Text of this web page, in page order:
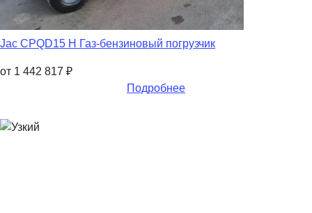
Jac CPQD15 H Газ-бензиновый погрузчик
от 1 442 817 ₽
Подробнее